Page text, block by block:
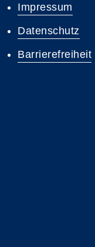
Impressum
Datenschutz
Barrierefreiheit